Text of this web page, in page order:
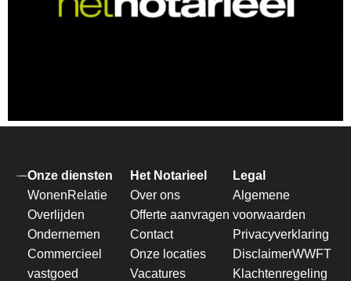
Onze diensten
WonenRelatie
Overlijden
Ondernemen
Commercieel
vastgoed
Het Notarieel
Over ons
Offerte aanvragen
Contact
Onze locaties
Vacatures
Legal
Algemene
voorwaarden
Privacyverklaring
DisclaimerWWFT
Klachtenregeling